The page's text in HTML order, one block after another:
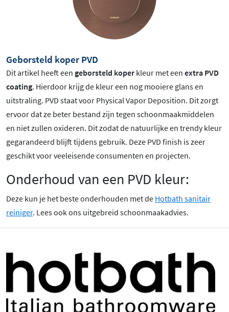
Geborsteld koper PVD
Dit artikel heeft een geborsteld koper kleur met een extra PVD
coating. Hierdoor krijg de kleur een nog mooiere glans en
uitstraling. PVD staat voor Physical Vapor Deposition. Dit zorgt
ervoor dat ze beter bestand zijn tegen schoonmaakmiddelen
en niet zullen oxideren. Dit zodat de natuurlijke en trendy kleur
gegarandeerd blijft tijdens gebruik. Deze PVD finish is zeer
geschikt voor veeleisende consumenten en projecten.
Onderhoud van een PVD kleur:
Deze kun je het beste onderhouden met de Hotbath sanitair
reiniger. Lees ook ons uitgebreid schoonmaakadvies.